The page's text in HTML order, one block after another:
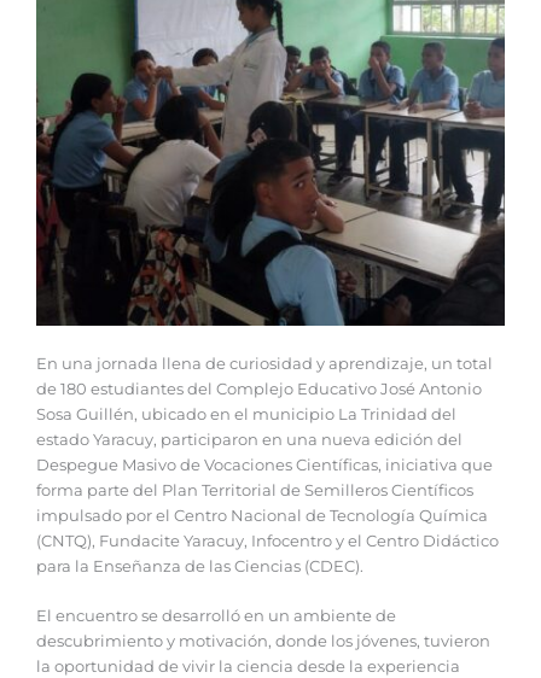
En una jornada llena de curiosidad y aprendizaje, un total
de 180 estudiantes del Complejo Educativo José Antonio
Sosa Guillén, ubicado en el municipio La Trinidad del
estado Yaracuy, participaron en una nueva edición del
Despegue Masivo de Vocaciones Científicas, iniciativa que
forma parte del Plan Territorial de Semilleros Científicos
impulsado por el Centro Nacional de Tecnología Química
(CNTQ), Fundacite Yaracuy, Infocentro y el Centro Didáctico
para la Enseñanza de las Ciencias (CDEC).
El encuentro se desarrolló en un ambiente de
descubrimiento y motivación, donde los jóvenes, tuvieron
la oportunidad de vivir la ciencia desde la experiencia